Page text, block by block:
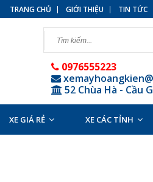
TRANG CHỦ GIỚI THIỆU TIN TỨC
0976555223
52 Chùa Hà - Cầu
XE GIÁ RẺ XE CÁC TỈNH